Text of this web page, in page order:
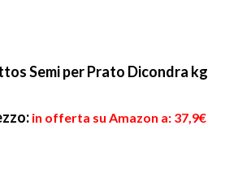
Semi per Prato Dicondra kg
in offerta su Amazon a: 37,9€